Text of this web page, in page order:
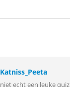
Katniss_Peeta
niet echt een leuke quiz